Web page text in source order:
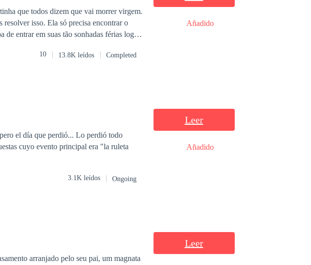
que todos dizem que vai morrer virgem.
resolver isso. Ela só precisa encontrar o
irrecusável a Thomas.
10 13.8K leídos Completed
Añadido
el día que perdió... Lo perdió todo
cuyo evento principal era "la ruleta
3.1K leídos Ongoing
Leer
Añadido
arranjado pelo seu pai, um magnata
Leer